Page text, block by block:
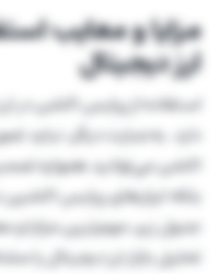
مزایا و معایب
ارز دیجیتال
استفاده از پرایس اکشن در
دارد. به‌عبارت دیگر، نباید
اکشن می‌توانید همواره
بلکه ابزارهای پرایس
جدول زیر، مهم‌ترین مزایا و
تحلیل بازار ارز دیجیتال را